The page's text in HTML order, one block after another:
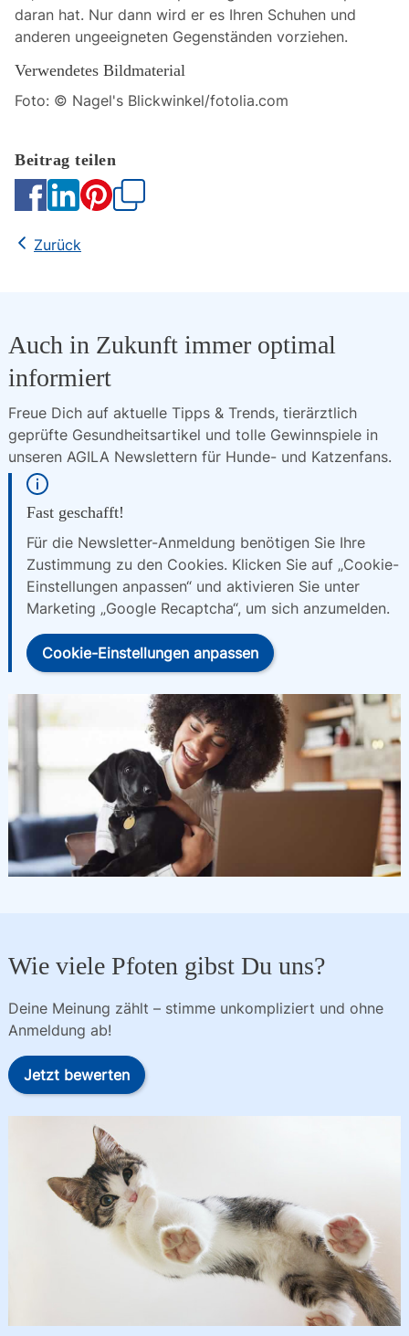
daran hat. Nur dann wird er es Ihren Schuhen und
anderen ungeeigneten Gegenständen vorziehen.
Verwendetes Bildmaterial
Foto: © Nagel's Blickwinkel/fotolia.com
Zurück
Auch in Zukunft immer optimal
informiert
Freue Dich auf aktuelle Tipps & Trends, tierärztlich
geprüfte Gesundheitsartikel und tolle Gewinnspiele in
unseren AGILA Newslettern für Hunde- und Katzenfans.
Fast geschafft!
Für die Newsletter-Anmeldung benötigen Sie Ihre
Zustimmung zu den Cookies. Klicken Sie auf „Cookie-
Einstellungen anpassen“ und aktivieren Sie unter
Marketing „Google Recaptcha“, um sich anzumelden.
Cookie-Einstellungen anpassen
Wie viele Pfoten gibst Du uns?
Deine Meinung zählt – stimme unkompliziert und ohne
Anmeldung ab!
Jetzt bewerten